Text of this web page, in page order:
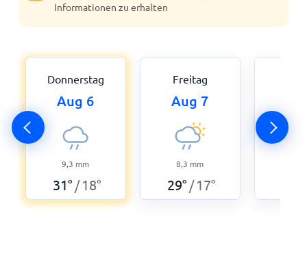
Informationen zu erhalten
Donnerstag
Aug 6
9,3 mm
31° /18°
Freitag
Aug 7
8,3 mm
29° /17°